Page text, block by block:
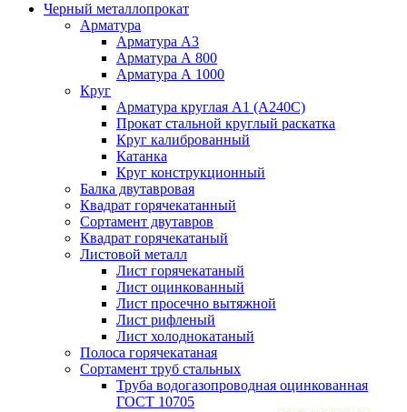
Черный металлопрокат
Арматура
Арматура А3
Арматура А 800
Арматура А 1000
Круг
Арматура круглая А1 (А240C)
Прокат стальной круглый раскатка
Круг калиброванный
Катанка
Круг конструкционный
Балка двутавровая
Квадрат горячекатанный
Сортамент двутавров
Квадрат горячекатаный
Листовой металл
Лист горячекатаный
Лист оцинкованный
Лист просечно вытяжной
Лист рифленый
Лист холоднокатаный
Полоса горячекатаная
Сортамент труб стальных
Труба водогазопроводная оцинкованная
ГОСТ 10705